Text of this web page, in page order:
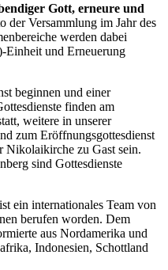
Gott, erneure und
der Versammlung im Jahr des
werden dabei
Einheit und Erneuerung
beginnen und einer
finden am
weitere in unserer
zum Eröffnungsgottesdienst
Nikolaikirche zu Gast sein.
sind Gottesdienste
ein internationales Team von
berufen worden. Dem
aus Nordamerika und
Indonesien, Schottland